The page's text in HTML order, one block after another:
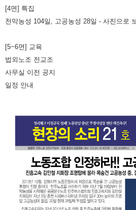
[4면] 특집
천막농성 104일, 고공농성 28일 - 사진으로
[5~6면] 교육
법외노조 전교조
사무실 이전 공지
일정 안내